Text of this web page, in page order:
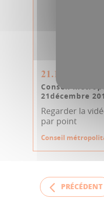
21.12.2017
Conseil
21décembre
Regarder la
par point
Conseil
PRÉCÉDENT